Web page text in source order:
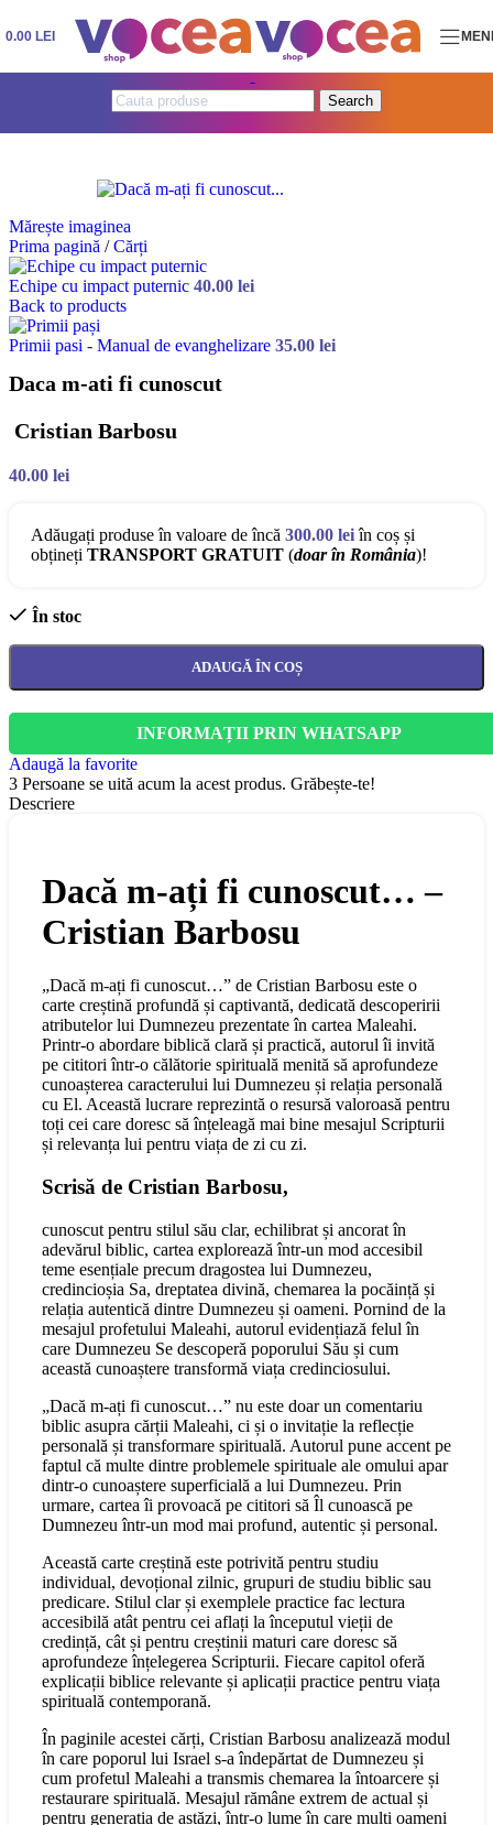
Skip to navigationSkip to main content
0.00 LEI
Search
Mărește imaginea
Prima pagină / Cărți
Echipe cu impact puternic 40.00 lei
Back to products
Primii pasi - Manual de evanghelizare 35.00 lei
Daca m-ati fi cunoscut
Cristian Barbosu
40.00 lei
Adăugați produse în valoare de încă 300.00 leiîn coș și
obțineți TRANSPORT GRATUIT (doar în România)!
În stoc
ADAUGĂ ÎN COȘ
INFORMAȚII PRIN WHATSAPP
Adaugă la favorite
3 Persoane se uită acum la acest produs. Grăbește-te!
Descriere
Dacă m-ați fi cunoscut… –
Cristian Barbosu
„Dacă m-ați fi cunoscut…” de Cristian Barbosu este o
carte creștină profundă și captivantă, dedicată descoperirii
atributelor lui Dumnezeu prezentate în cartea Maleahi.
Printr-o abordare biblică clară și practică, autorul îi invită
pe cititori într-o călătorie spirituală menită să aprofundeze
cunoașterea caracterului lui Dumnezeu și relația personală
cu El. Această lucrare reprezintă o resursă valoroasă pentru
toți cei care doresc să înțeleagă mai bine mesajul Scripturii
și relevanța lui pentru viața de zi cu zi.
Scrisă de Cristian Barbosu,
cunoscut pentru stilul său clar, echilibrat și ancorat în
adevărul biblic, cartea explorează într-un mod accesibil
teme esențiale precum dragostea lui Dumnezeu,
credincioșia Sa, dreptatea divină, chemarea la pocăință și
relația autentică dintre Dumnezeu și oameni. Pornind de la
mesajul profetului Maleahi, autorul evidențiază felul în
care Dumnezeu Se descoperă poporului Său și cum
această cunoaștere transformă viața credinciosului.
„Dacă m-ați fi cunoscut…” nu este doar un comentariu
biblic asupra cărții Maleahi, ci și o invitație la reflecție
personală și transformare spirituală. Autorul pune accent pe
faptul că multe dintre problemele spirituale ale omului apar
dintr-o cunoaștere superficială a lui Dumnezeu. Prin
urmare, cartea îi provoacă pe cititori să Îl cunoască pe
Dumnezeu într-un mod mai profund, autentic și personal.
Această carte creștină este potrivită pentru studiu
individual, devoțional zilnic, grupuri de studiu biblic sau
predicare. Stilul clar și exemplele practice fac lectura
accesibilă atât pentru cei aflați la începutul vieții de
credință, cât și pentru creștinii maturi care doresc să
aprofundeze înțelegerea Scripturii. Fiecare capitol oferă
explicații biblice relevante și aplicații practice pentru viața
spirituală contemporană.
În paginile acestei cărți, Cristian Barbosu analizează modul
în care poporul lui Israel s-a îndepărtat de Dumnezeu și
cum profetul Maleahi a transmis chemarea la întoarcere și
restaurare spirituală. Mesajul rămâne extrem de actual și
pentru generația de astăzi, într-o lume în care mulți oameni